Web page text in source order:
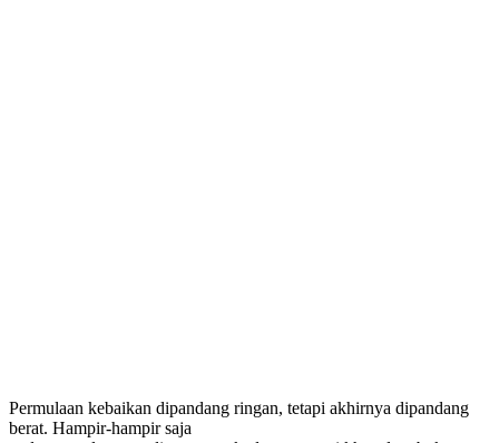
Permulaan kebaikan dipandang ringan, tetapi akhirnya dipandang
berat. Hampir-hampir saja